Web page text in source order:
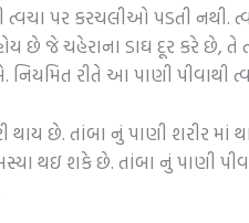
ત્વચા પર કરચલીઓ પડતી
જે ચહેરાના ડાઘ દૂર કરે છે, તે
રીતે આ પાણી પીવાથી
થાય છે. તાંબા નું પાણી શરીર
થઇ શકે છે. તાંબા નું પાણી